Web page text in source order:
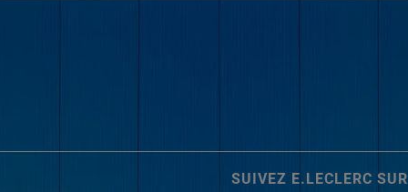
SUIVEZ E.LECLERC SUR